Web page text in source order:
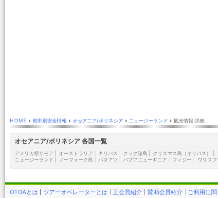
HOME › 都市別安全情報 › オセアニア/ポリネシア › ニュージーランド › 観光情報 詳細
オセアニア/ポリネシア 各国一覧
アメリカ領サモア オーストラリア キリバス クック諸島 クリスマス島（キリバス）
ニュージーランド
ノーフォーク島 バヌアツ パプアニューギニア フィジー ワリス
OTOAとは ツアーオペレーターとは 正会員紹介 賛助会員紹介 ご利用に